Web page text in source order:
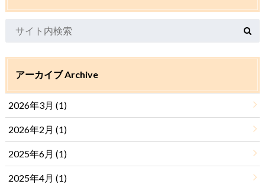
アーカイブ Archive
2026年3月 (1)
2026年2月 (1)
2025年6月 (1)
2025年4月 (1)